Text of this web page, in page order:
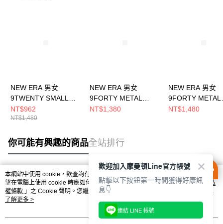
NEW ERA 男女
9TWENTY SMALL
MLB METAL BADGE
FW25 紐約洋基 淺草
NT$962
NT$1,480
NEW ERA 男女
9FORTY METAL
BADGE SS26 紐約洋
NT$1,380
NEW ERA 男女
9FORTY METAL
BADGE SS26 紐
NT$1,480
你可能有興趣的商品全站排行
熱門標籤
本網站中使用 cookie，欲查詢有關本網站使用 cookie 方式之詳情，及若您不希
望在電腦上使用 cookie 時應如何變更電腦的 cookie 設定，請參閱本網站「
隱私
權條款 」之 Cookie 聲明。您繼續使用本網站即表示您同意本公司得按本網站使
用條款之 Cookie 聲明使用 cookie。
了解更多 >
歡迎加入摩曼頓Line官方帳號
點擊以下按鈕第一時間獲得好康訊
息👇
連結 LINE 帳號